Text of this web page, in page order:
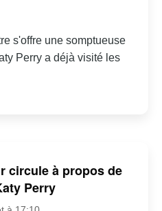
s'offre une somptueuse
Perry a déjà visité les
circule à propos de
Perry